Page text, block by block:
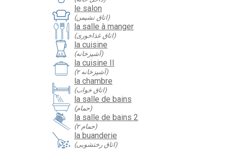
le salon
(اتاق نشیمن)
la salle à manger
(اتاق غذاخوری)
la cuisine
(آشپزخانه)
la cuisine II
(آشپزخانه ۲)
la chambre
(اتاق خواب)
la salle de bains
(حمام)
la salle de bains 2
(حمام ۲)
la buanderie
(اتاق رختشویی)